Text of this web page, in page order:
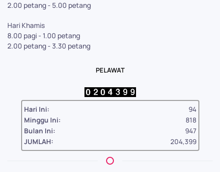
2.00 petang - 5.00 petang
Hari Khamis
8.00 pagi - 1.00 petang
2.00 petang - 3.30 petang
PELAWAT
Hari Ini:
94
Minggu Ini:
818
Bulan Ini:
947
JUMLAH:
204,399